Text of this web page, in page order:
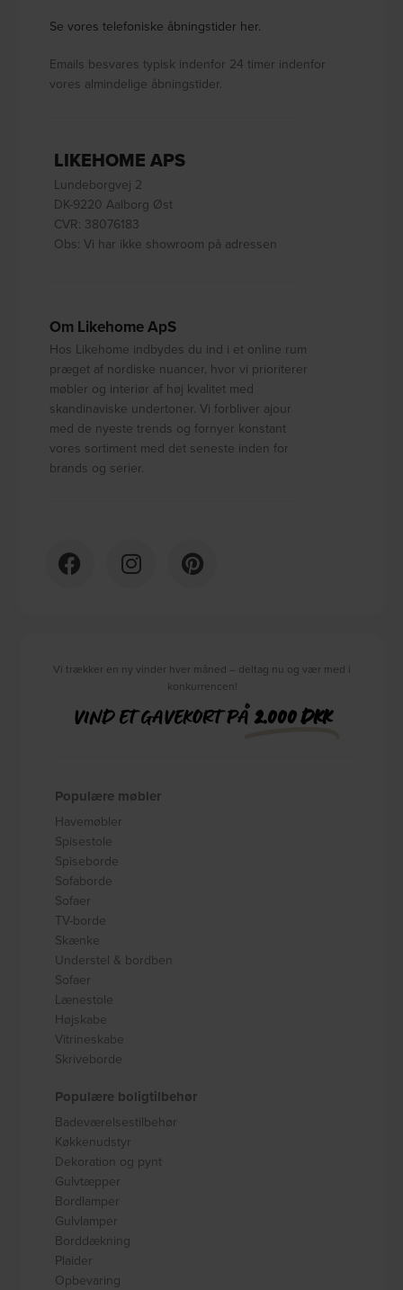
Se vores telefoniske åbningstider her.
Emails besvares typisk indenfor 24 timer indenfor
vores almindelige åbningstider.
LIKEHOME APS
Lundeborgvej 2
DK-9220 Aalborg Øst
CVR: 38076183
Obs: Vi har ikke showroom på adressen
Om Likehome ApS
Hos Likehome indbydes du ind i et online rum
præget af nordiske nuancer, hvor vi prioriterer
møbler og interiør af høj kvalitet med
skandinaviske undertoner. Vi forbliver ajour
med de nyeste trends og fornyer konstant
vores sortiment med det seneste inden for
brands og serier.
Vi trækker en ny vinder hver måned – deltag nu og vær med i
konkurrencen!
VIND ET GAVEKORT PÅ2.000 DKK
Populære møbler
Havemøbler
Spisestole
Spiseborde
Sofaborde
Sofaer
TV-borde
Skænke
Understel & bordben
Sofaer
Lænestole
Højskabe
Vitrineskabe
Skriveborde
Populære boligtilbehør
Badeværelsestilbehør
Køkkenudstyr
Dekoration og pynt
Gulvtæpper
Bordlamper
Gulvlamper
Borddækning
Plaider
Opbevaring